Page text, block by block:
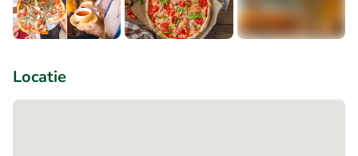
Locatie